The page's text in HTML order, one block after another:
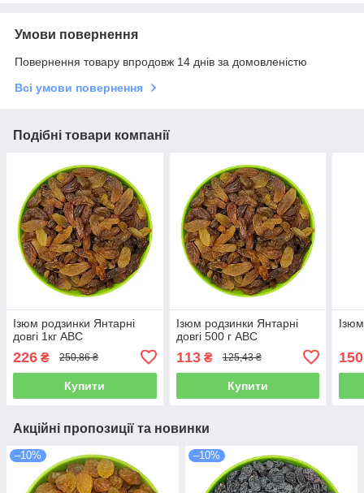
Умови повернення
Повернення товару впродовж 14 днів за домовленістю
Всі умови повернення
Подібні товари компанії
Ізюм родзинки Янтарні
довгі 1кг ABC
226 ₴ 250,86 ₴
Купити
Ізюм родзинки Янтарні
довгі 500 г ABC
113₴ 125,43 ₴
Купити
Акційні пропозиції та новинки
–10% –10%